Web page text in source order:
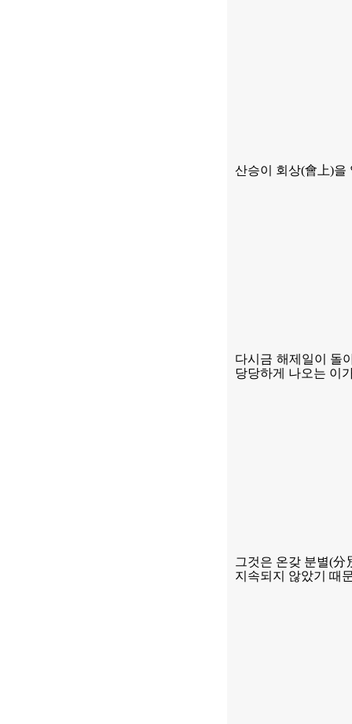
산승이 회상(會上)을
다시금 해제일이 돌
당당하게 나오는 이
그것은 온갖 분별(分
지속되지 않았기 때